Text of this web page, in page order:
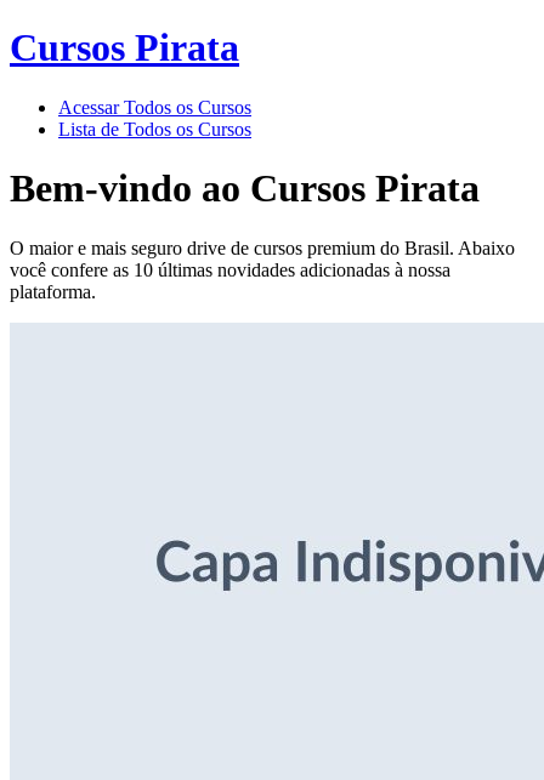
Cursos Pirata
Acessar Todos os Cursos
Lista de Todos os Cursos
Bem-vindo ao Cursos Pirata
O maior e mais seguro drive de cursos premium do Brasil. Abaixo
você confere as 10 últimas novidades adicionadas à nossa
plataforma.